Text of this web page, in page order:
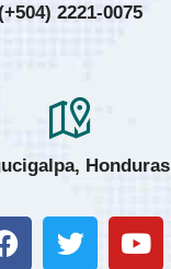
2221-0075
Honduras